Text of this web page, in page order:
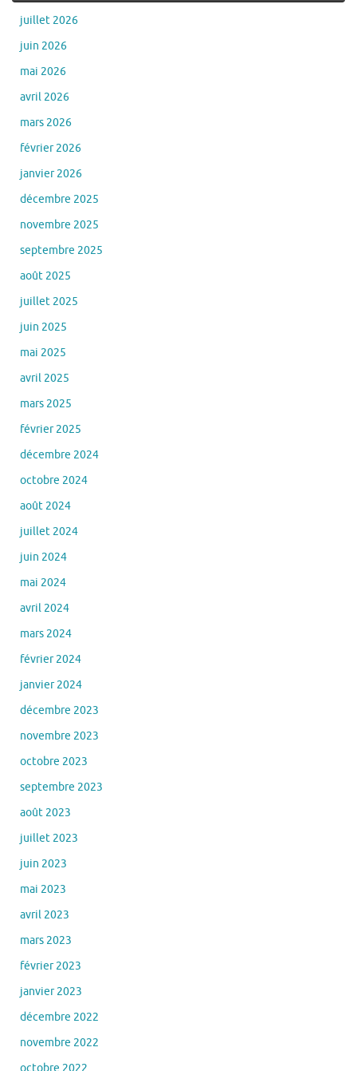
juillet 2026
juin 2026
mai 2026
avril 2026
mars 2026
février 2026
janvier 2026
décembre 2025
novembre 2025
septembre 2025
août 2025
juillet 2025
juin 2025
mai 2025
avril 2025
mars 2025
février 2025
décembre 2024
octobre 2024
août 2024
juillet 2024
juin 2024
mai 2024
avril 2024
mars 2024
février 2024
janvier 2024
décembre 2023
novembre 2023
octobre 2023
septembre 2023
août 2023
juillet 2023
juin 2023
mai 2023
avril 2023
mars 2023
février 2023
janvier 2023
décembre 2022
novembre 2022